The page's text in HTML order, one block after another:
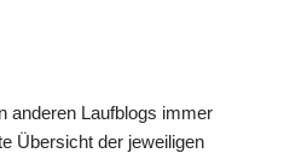
anderen Laufblogs immer
Übersicht der jeweiligen